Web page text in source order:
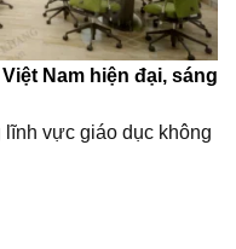
Nam hiện đại, sáng
lĩnh vực giáo dục không